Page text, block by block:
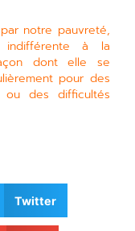
notre pauvreté,
à la
dont elle se
pour des
ou des difficultés
Twitter